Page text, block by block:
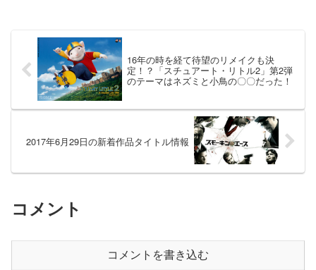
16年の時を経て待望のリメイクも決
定！？「スチュアート・リトル2」第2弾
のテーマはネズミと小鳥の〇〇だった！
2017年6月29日の新着作品タイトル情報
コメント
コメントを書き込む